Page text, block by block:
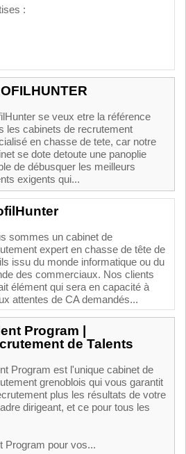
:
se veux etre la référence
les cabinets de recrutement
en chasse de tete, car notre
se dote detoute une panoplie
de débusquer les meilleurs
exigents qui...
sommes un cabinet de
expert en chasse de tête de
issu du monde informatique ou du
des commerciaux. Nos clients
élément qui sera en capacité à
attentes de CA demandés...
Program |
de Talents
Program est l'unique cabinet de
grenoblois qui vous garantit
plus les résultats de votre
dirigeant, et ce pour tous les
Program pour vos...